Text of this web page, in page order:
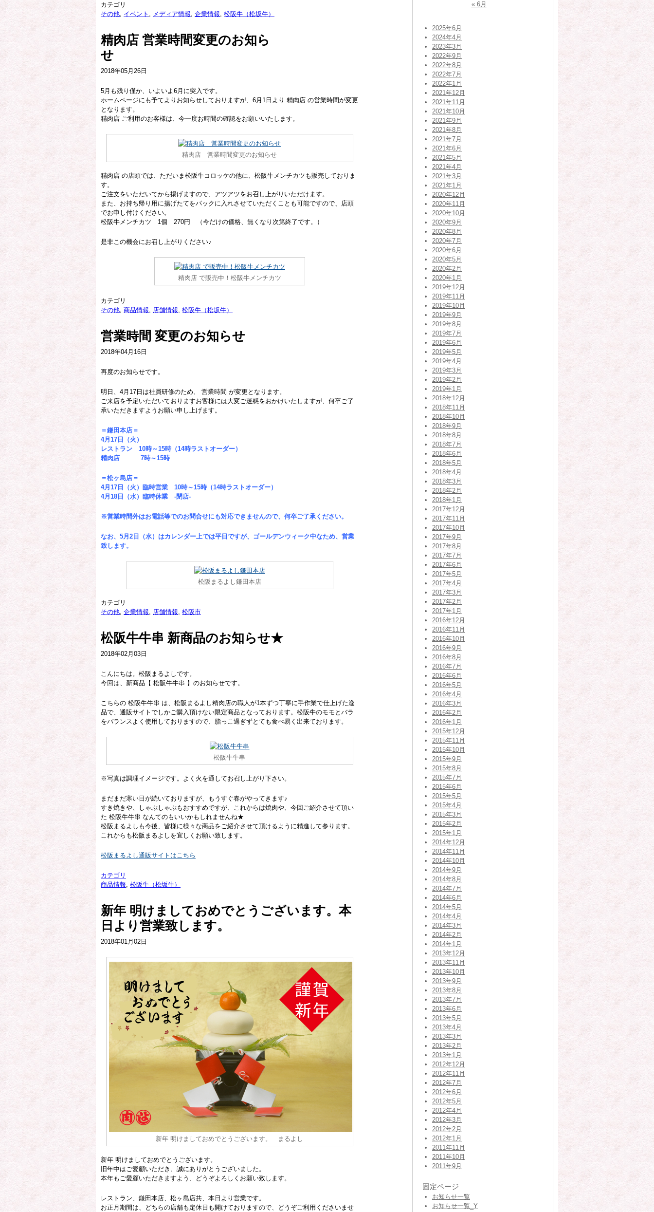
カテゴリ
その他, イベント , メディア情報, 企業情報, 松阪牛（松坂牛）
精肉店 営業時間変更のお知ら
せ
2018年05月26日
5月も残り僅か、いよいよ6月に突入です。
ホームページにも予てよりお知らせしておりますが、6月1日より 精肉店 の営業時間が変更
となります。
精肉店 ご利用のお客様は、今一度お時間の確認をお願いいたします。
精肉店 営業時間変更のお知らせ
精肉店 の店頭では、ただいま松阪牛コロッケの他に、松阪牛メンチカツも販売しておりま
す。
ご注文をいただいてから揚げますので、アツアツをお召し上がりいただけます。
また、お持ち帰り用に揚げたてをパックに入れさせていただくことも可能ですので、店頭
でお申し付けください。
松阪牛メンチカツ 1個 270円 （今だけの価格、無くなり次第終了です。）
是非この機会にお召し上がりください♪
精肉店 で販売中！松阪牛メンチカツ
カテゴリ
その他, 商品情報, 店舗情報, 松阪牛（松坂牛）
営業時間 変更のお知らせ
2018年04月16日
再度のお知らせです。
明日、4月17日は社員研修のため、 営業時間 が変更となります。
ご来店を予定いただいておりますお客様には大変ご迷惑をおかけいたしますが、何卒ご了
承いただきますようお願い申し上げます。
＝鎌田本店＝
4月17日（火）
レストラン 10時～15時（14時ラストオーダー）
精肉店 7時～15時
＝松ヶ島店＝
4月17日（火）臨時営業 10時～15時（14時ラストオーダー）
4月18日（水）臨時休業 -閉店-
※営業時間外はお電話等でのお問合せにも対応できませんので、何卒ご了承ください。
なお、5月2日（水）はカレンダー上では平日ですが、ゴールデンウィーク中なため、営業
致します。
松阪まるよし鎌田本店
カテゴリ
その他, 企業情報, 店舗情報, 松阪市
松阪牛牛串 新商品のお知らせ★
2018年02月03日
こんにちは。松阪まるよしです。
今回は、新商品【 松阪牛牛串 】のお知らせです。
こちらの 松阪牛牛串 は、松阪まるよし精肉店の職人が1本ずつ丁寧に手作業で仕上げた逸
品で、通販サイトでしかご購入頂けない限定商品となっております。松阪牛のモモとバラ
をバランスよく使用しておりますので、脂っこ過ぎずとても食べ易く出来ております。
松阪牛牛串
※写真は調理イメージです。よく火を通してお召し上がり下さい。
まだまだ寒い日が続いておりますが、もうすぐ春がやってきます♪
すき焼きや、しゃぶしゃぶもおすすめですが、これからは焼肉や、今回ご紹介させて頂い
た 松阪牛牛串 なんてのもいいかもしれませんね★
松阪まるよしも今後、皆様に様々な商品をご紹介させて頂けるように精進して参ります。
これからも松阪まるよしを宜しくお願い致します。
松阪まるよし通販サイトはこちら
カテゴリ
商品情報, 松阪牛（松坂牛）
新年 明けましておめでとうございます。本
日より営業致します。
2018年01月02日
新年 明けましておめでとうございます。 まるよし
新年 明けましておめでとうございます。
旧年中はご愛顧いただき、誠にありがとうございました。
本年もご愛顧いただきますよう、どうぞよろしくお願い致します。
レストラン、鎌田本店、松ヶ島店共、本日より営業です。
お正月期間は、どちらの店舗も定休日も開けておりますので、どうぞご利用くださいませ
« 6月
2025年6月
2024年4月
2023年3月
2022年9月
2022年8月
2022年7月
2022年1月
2021年12月
2021年11月
2021年10月
2021年9月
2021年8月
2021年7月
2021年6月
2021年5月
2021年4月
2021年3月
2021年1月
2020年12月
2020年11月
2020年10月
2020年9月
2020年8月
2020年7月
2020年6月
2020年5月
2020年2月
2020年1月
2019年12月
2019年11月
2019年10月
2019年9月
2019年8月
2019年7月
2019年6月
2019年5月
2019年4月
2019年3月
2019年2月
2019年1月
2018年12月
2018年11月
2018年10月
2018年9月
2018年8月
2018年7月
2018年6月
2018年5月
2018年4月
2018年3月
2018年2月
2018年1月
2017年12月
2017年11月
2017年10月
2017年9月
2017年8月
2017年7月
2017年6月
2017年5月
2017年4月
2017年3月
2017年2月
2017年1月
2016年12月
2016年11月
2016年10月
2016年9月
2016年8月
2016年7月
2016年6月
2016年5月
2016年4月
2016年3月
2016年2月
2016年1月
2015年12月
2015年11月
2015年10月
2015年9月
2015年8月
2015年7月
2015年6月
2015年5月
2015年4月
2015年3月
2015年2月
2015年1月
2014年12月
2014年11月
2014年10月
2014年9月
2014年8月
2014年7月
2014年6月
2014年5月
2014年4月
2014年3月
2014年2月
2014年1月
2013年12月
2013年11月
2013年10月
2013年9月
2013年8月
2013年7月
2013年6月
2013年5月
2013年4月
2013年3月
2013年2月
2013年1月
2012年12月
2012年11月
2012年7月
2012年6月
2012年5月
2012年4月
2012年3月
2012年2月
2012年1月
2011年11月
2011年10月
2011年9月
固定ページ
お知らせ一覧
お知らせ一覧_Y